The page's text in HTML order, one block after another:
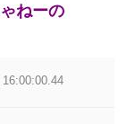
ねーの